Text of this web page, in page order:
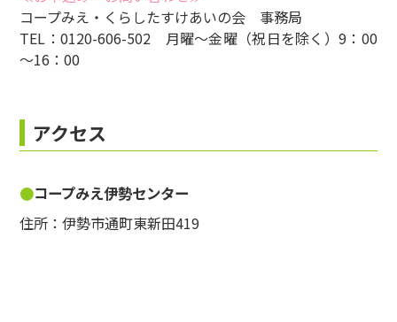
コープみえ・くらしたすけあいの会 事務局
TEL：0120-606-502 月曜～金曜（祝日を除く）9：00
～16：00
アクセス
コープみえ伊勢センター
住所：伊勢市通町東新田419